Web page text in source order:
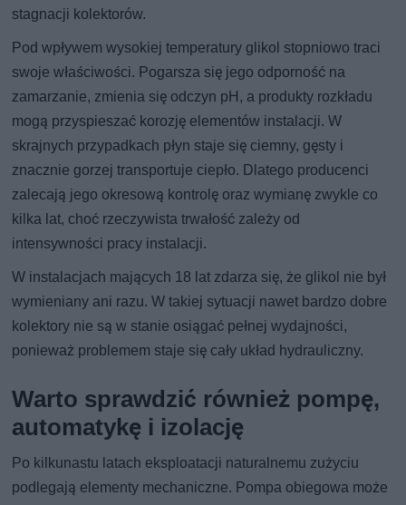
stagnacji kolektorów.
Pod wpływem wysokiej temperatury glikol stopniowo traci
swoje właściwości. Pogarsza się jego odporność na
zamarzanie, zmienia się odczyn pH, a produkty rozkładu
mogą przyspieszać korozję elementów instalacji. W
skrajnych przypadkach płyn staje się ciemny, gęsty i
znacznie gorzej transportuje ciepło. Dlatego producenci
zalecają jego okresową kontrolę oraz wymianę zwykle co
kilka lat, choć rzeczywista trwałość zależy od
intensywności pracy instalacji.
W instalacjach mających 18 lat zdarza się, że glikol nie był
wymieniany ani razu. W takiej sytuacji nawet bardzo dobre
kolektory nie są w stanie osiągać pełnej wydajności,
ponieważ problemem staje się cały układ hydrauliczny.
Warto sprawdzić również pompę,
automatykę i izolację
Po kilkunastu latach eksploatacji naturalnemu zużyciu
podlegają elementy mechaniczne. Pompa obiegowa może